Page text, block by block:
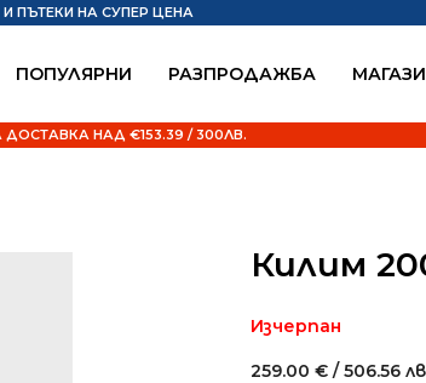
ПОПУЛЯРНИ РАЗПРОДАЖБА
ПЪТЕКИ НА СУПЕР ЦЕНА
НАД €153.39 / 300ЛВ.
Килим
Изчерпан
259.00€ / 506.56